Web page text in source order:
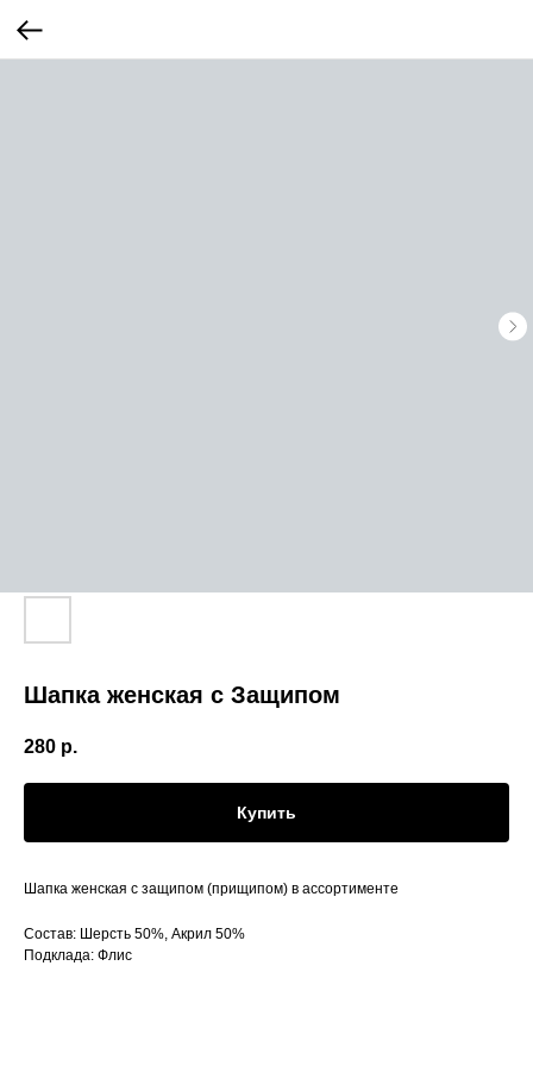
Шапка женская с Защипом
280 р.
Купить
Шапка женская с защипом (прищипом) в ассортименте
Состав: Шерсть 50%, Акрил 50%
Подклада: Флис